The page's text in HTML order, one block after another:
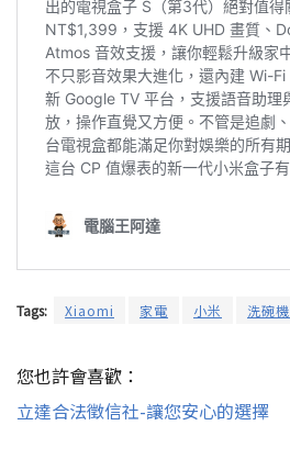
Tags: Xiaomi 家電 小米 洗碗機
您也許會喜歡：
立達合法徵信社-讓您安心的選擇